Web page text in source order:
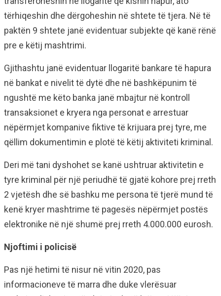
tërhiqeshin dhe dërgoheshin në shtete të tjera. Në të
paktën 9 shtete janë evidentuar subjekte që kanë rënë
pre e këtij mashtrimi.
Gjithashtu janë evidentuar llogaritë bankare të hapura
në bankat e nivelit të dytë dhe në bashkëpunim të
ngushtë me këto banka janë mbajtur në kontroll
transaksionet e kryera nga personat e arrestuar
nëpërmjet kompanive fiktive të krijuara prej tyre, me
qëllim dokumentimin e plotë të këtij aktiviteti kriminal.
Deri më tani dyshohet se kanë ushtruar aktivitetin e
tyre kriminal për një periudhë të gjatë kohore prej rreth
2 vjetësh dhe së bashku me persona të tjerë mund të
kenë kryer mashtrime të pagesës nëpërmjet postës
elektronike në një shumë prej rreth 4.000.000 eurosh.
Njoftimi i policisë
Pas një hetimi të nisur në vitin 2020, pas
informacioneve të marra dhe duke vlerësuar